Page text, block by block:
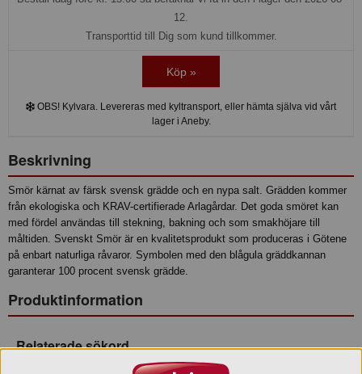
12.
Transporttid till Dig som kund tillkommer.
Köp »
OBS! Kylvara. Levereras med kyltransport, eller hämta själva vid vårt
lager i Aneby.
Beskrivning
Smör kärnat av färsk svensk grädde och en nypa salt. Grädden kommer
från ekologiska och KRAV-certifierade Arlagårdar. Det goda smöret kan
med fördel användas till stekning, bakning och som smakhöjare till
måltiden. Svenskt Smör är en kvalitetsprodukt som produceras i Götene
på enbart naturliga råvaror. Symbolen med den blågula gräddkannan
garanterar 100 procent svensk grädde.
Produktinformation
Relaterade sökord
Smör Arla Smör Bakning